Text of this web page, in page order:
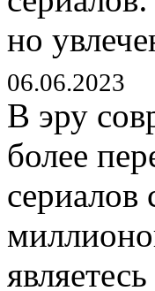
06.06.2023
В эру
более
сериалов